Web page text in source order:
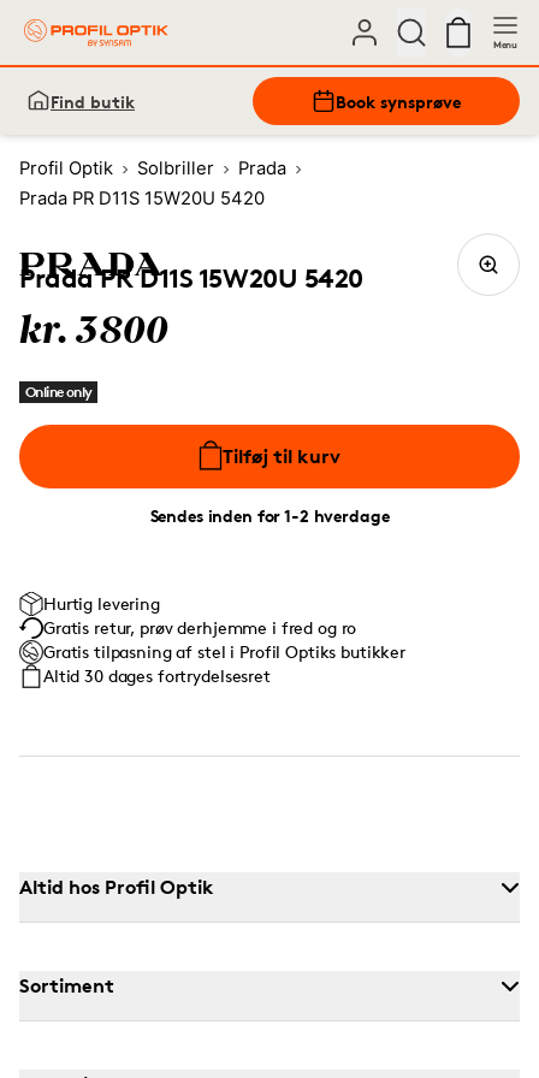
Menu
Find butik Book synsprøve
Profil Optik Solbriller
Prada
Prada PR D11S 15W20U 5420
Prada PR D11S 15W20U 5420
kr. 3800
Online only
Tilføj til kurv
Sendes inden for 1-2 hverdage
Hurtig levering
Gratis retur, prøv derhjemme i fred og ro
Gratis tilpasning af stel i Profil Optiks butikker
Altid 30 dages fortrydelsesret
Altid hos Profil Optik
Sortiment